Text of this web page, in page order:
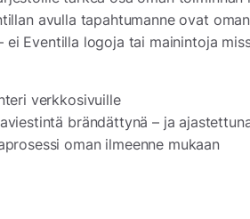
avulla tapahtumanne ovat
Eventilla logoja tai mainintoja
verkkosivuille
brändättynä – ja
oman ilmeenne mukaan